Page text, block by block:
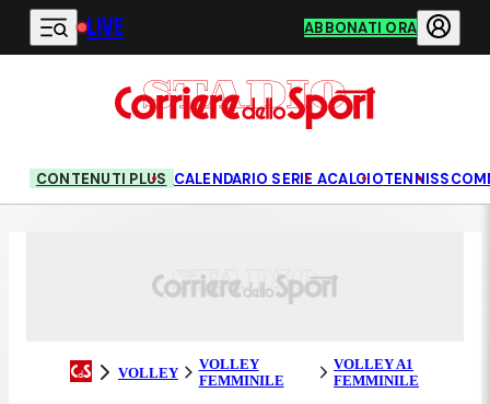
Vai al contenuto principale
LIVE ABBONATI ORA
CONTENUTI PLUS CALENDARIO SERIE ACALCIOTENNIS
VOLLEY
VOLLEY
FEMMINILE
VOLLEY A1
FEMMINILE